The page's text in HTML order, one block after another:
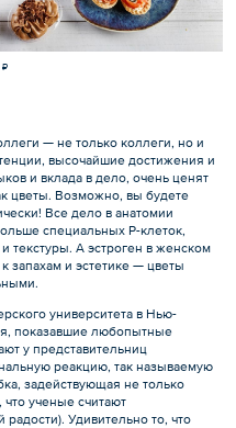
₽
— не только коллеги, но и
высочайшие достижения и
и вклада в дело, очень ценят
цветы. Возможно, вы будете
Все дело в анатомии
специальных Р-клеток,
текстуры. А эстроген в женском
запахам и эстетике — цветы
университета в Нью-
показавшие любопытные
у представительниц
реакцию, так называемую
задействующая не только
ученые считают
Удивительно то, что